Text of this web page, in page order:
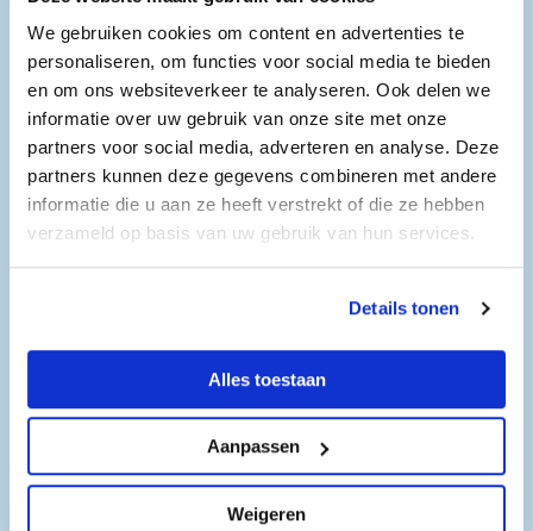
We gebruiken cookies om content en advertenties te
personaliseren, om functies voor social media te bieden
en om ons websiteverkeer te analyseren. Ook delen we
informatie over uw gebruik van onze site met onze
partners voor social media, adverteren en analyse. Deze
partners kunnen deze gegevens combineren met andere
informatie die u aan ze heeft verstrekt of die ze hebben
verzameld op basis van uw gebruik van hun services.
Details tonen
Alles toestaan
Aanpassen
Weigeren
Openingstijden
Gemeentewerf Wieringerwerf
Zaterdag 14 maart 2026
10:00-15.00 uur
Gegevens
E-mail:Ondernemersloket@hollandskroon.nl
Website:https://www.hollandskroon.nl/actueel/doe-mee-aan-
de-kom-binnen-bij-bedrijven-dagen/